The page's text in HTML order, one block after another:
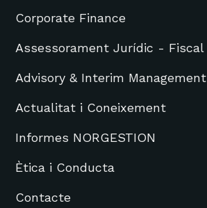
Corporate Finance
Assessorament Jurídic - Fiscal
Advisory & Interim Management
Actualitat i Coneixement
Informes NORGESTION
Ètica i Conducta
Contacte